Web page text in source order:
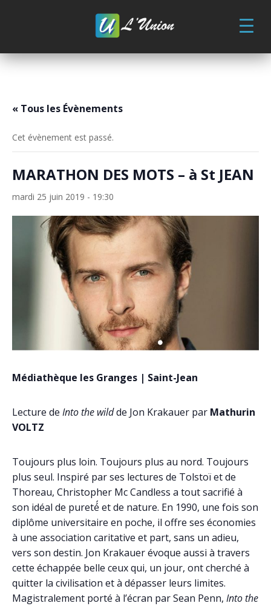
« Tous les Évènements
Cet évènement est passé.
MARATHON DES MOTS – à St JEAN
mardi 25 juin 2019 - 19:30
Médiathèque les Granges | Saint-Jean
Lecture de Into the wildde Jon Krakauer par Mathurin
VOLTZ
Toujours plus loin. Toujours plus au nord. Toujours
plus seul. Inspiré par ses lectures de Tolstoï et de
Thoreau, Christopher Mc Candless a tout sacrifié à
son idéal de pureté́ et de nature. En 1990, une fois son
diplôme universitaire en poche, il offre ses économies
à une association caritative et part, sans un adieu,
vers son destin. Jon Krakauer évoque aussi à travers
cette échappée belle ceux qui, un jour, ont cherché à
quitter la civilisation et à dépasser leurs limites.
Magistralement porté à l’écran par Sean Penn, Into the